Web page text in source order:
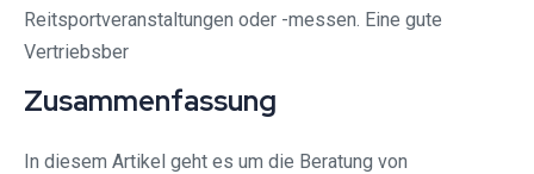
Reitsportveranstaltungen oder -messen. Eine gute
Vertriebsber
Zusammenfassung
In diesem Artikel geht es um die Beratung von